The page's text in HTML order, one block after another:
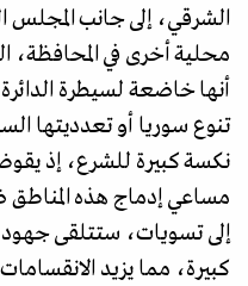
الشرقي، إلى جانب
محلية أخرى في
أنها خاضعة لسيطرة
تنوع سوريا أو تعدديتها
نكسة كبيرة للشرع، إذ
مساعي إدماج هذه
إلى تسويات، ستتلقى جهود
كبيرة، مما يزيد